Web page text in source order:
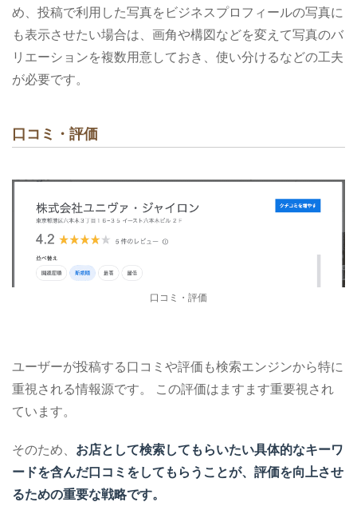
め、投稿で利用した写真をビジネスプロフィールの写真に
も表示させたい場合は、画角や構図などを変えて写真のバ
リエーションを複数用意しておき、使い分けるなどの工夫
が必要です。
口コミ・評価
口コミ・評価
ユーザーが投稿する口コミや評価も検索エンジンから特に
重視される情報源です。
この評価はますます重要視され
ています。
そのため、 お店として検索してもらいたい具体的なキーワ
ードを含んだ口コミをしてもらうことが、評価を向上させ
るための重要な戦略です。